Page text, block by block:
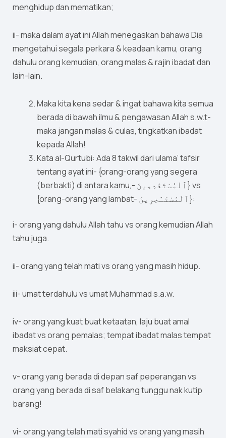
menghidup dan mematikan;
ii- maka dalam ayat ini Allah menegaskan bahawa Dia
mengetahui segala perkara & keadaan kamu, orang
dahulu orang kemudian, orang malas & rajin ibadat dan
lain-lain.
Maka kita kena sedar & ingat bahawa kita semua
berada di bawah ilmu & pengawasan Allah s.w.t-
maka jangan malas & culas, tingkatkan ibadat
kepada Allah!
Kata al-Qurtubi: Ada 8 takwil dari ulama’ tafsir
tentang ayat ini- {orang-orang yang segera
(berbakti) di antara kamu,- ٱلْمُسْتَقْدِمِينَ} vs
{orang-orang yang lambat- ٱلْمُسْتَـْٔخِرِينَ}:
i- orang yang dahulu Allah tahu vs orang kemudian Allah
tahu juga.
ii- orang yang telah mati vs orang yang masih hidup.
iii- umat terdahulu vs umat Muhammad s.a.w.
iv- orang yang kuat buat ketaatan, laju buat amal
ibadat vs orang pemalas; tempat ibadat malas tempat
maksiat cepat.
v- orang yang berada di depan saf peperangan vs
orang yang berada di saf belakang tunggu nak kutip
barang!
vi- orang yang telah mati syahid vs orang yang masih